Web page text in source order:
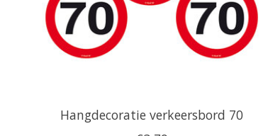
Hangdecoratie verkeersbord 70